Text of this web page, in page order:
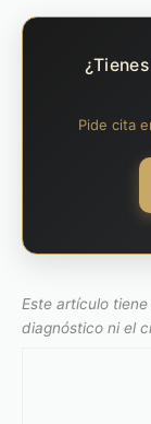
Pide cita
Este artículo
diagnóstico ni el